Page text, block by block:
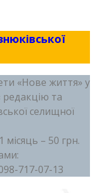
«Нове життя» у
редакцію та
селищної
– 50 грн.
717-07-13